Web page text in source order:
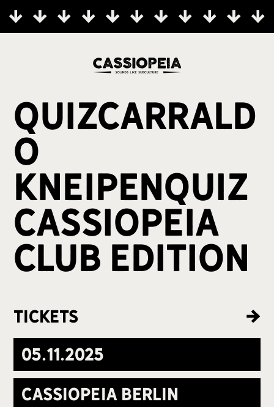
quizcarrald
o
Kneipenquiz
cassiopeia
Club Edition
Tickets
05.11.2025
Cassiopeia Berlin